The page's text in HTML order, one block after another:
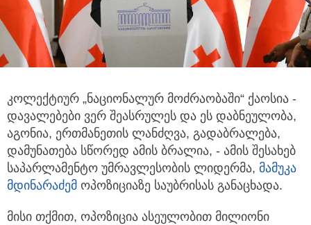
კოლექტიურ „ნაციონალურ მოძრაობაში“ ქაოსია -
დავალებები ვერ შეასრულეს და ეს დაბნეულობა,
აგონია, ერთმანეთის ლანძღვა, გადაბრალება,
დამუნათება სწორედ ამის ბრალია, - ამის შესახებ
საპარლამენტო უმრავლესობის ლიდერმა, მამუკა
მდინარაძემ ოპოზიციაზე საუბრისას განაცხადა.
მისი თქმით, ოპოზიცია ასეულობით მილიონი